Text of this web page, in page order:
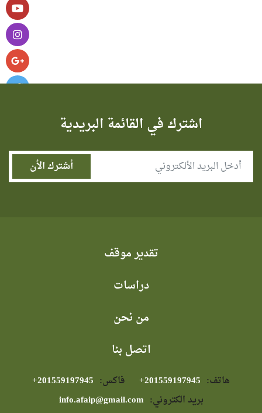
اشترك في القائمة البريدية
تقدير موقف
دراسات
من نحن
اتصل بنا
هاتف: فاكس:
بريد الكتروني: info.afaip@gmail.com